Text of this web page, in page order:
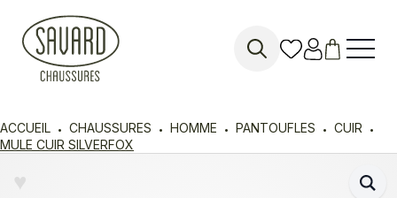
ACCUEIL CHAUSSURES HOMME PANTOUFLES
CUIR
MULE CUIR SILVERFOX